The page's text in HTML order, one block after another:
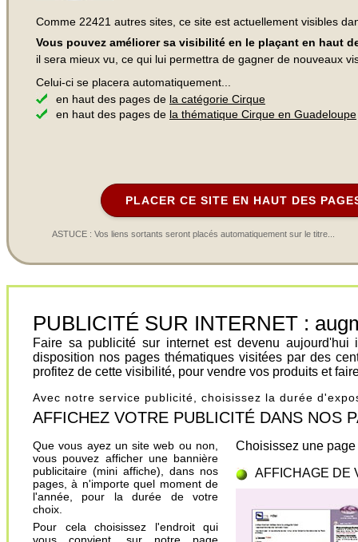
Comme 22421 autres sites, ce site est actuellement visibles
Vous pouvez améliorer sa visibilité en le plaçant en haut
il sera mieux vu, ce qui lui permettra de gagner de nouveaux
Celui-ci se placera automatiquement...
en haut des pages de la catégorie Cirque
en haut des pages de la thématique Cirque en Guadeloupe
PLACER CE SITE EN HAUT DES
ASTUCE : Vos liens sortants seront placés automatiquement sur le titre...
PUBLICITÉ SUR INTERNET :
Faire sa publicité sur internet est devenu
disposition nos pages thématiques visitées par des
profitez de cette visibilité, pour vendre vos produits et
Avec notre service publicité, choisissez la durée
AFFICHEZ VOTRE PUBLICITÉ DANS NOS
Que vous ayez un site web ou non,
vous pouvez afficher une bannière
publicitaire (mini affiche), dans nos
pages, à n'importe quel moment de
l'année, pour la durée de votre
choix.
Pour cela choisissez l'endroit qui
Choisissez une
AFFICHAGE DE